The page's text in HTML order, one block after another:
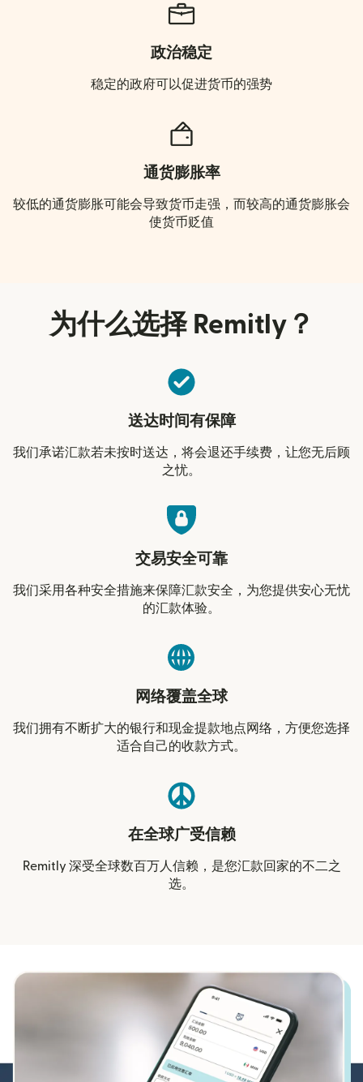
政治稳定
稳定的政府可以促进货币的强势
通货膨胀率
较低的通货膨胀可能会导致货币走强，而较高的通货膨胀会
使货币贬值
为什么选择 Remitly？
送达时间有保障
我们承诺汇款若未按时送达，将会退还手续费，让您无后顾
之忧。
交易安全可靠
我们采用各种安全措施来保障汇款安全，为您提供安心无忧
的汇款体验。
网络覆盖全球
我们拥有不断扩大的银行和现金提款地点网络，方便您选择
适合自己的收款方式。
在全球广受信赖
Remitly 深受全球数百万人信赖，是您汇款回家的不二之
选。